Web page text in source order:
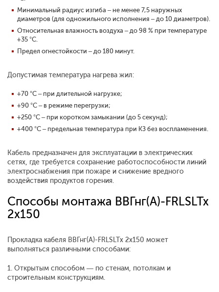
Минимальный радиус изгиба – не менее 7,5 наружных
диаметров (для одножильного исполнения – до 10 диаметров).
Относительная влажность воздуха – до 98 % при температуре
+35 °С.
Предел огнестойкости – до 180 минут.
Допустимая температура нагрева жил:
+70 °С – при длительной нагрузке;
+90 °С – в режиме перегрузки;
+250 °С – при коротком замыкании (до 5 секунд);
+400 °С – предельная температура при КЗ без воспламенения.
Кабель предназначен для эксплуатации в электрических
сетях, где требуется сохранение работоспособности линий
электроснабжения при пожаре и снижение вредного
воздействия продуктов горения.
Способы монтажа ВВГнг(А)-FRLSLTx
2x150
Прокладка кабеля ВВГнг(А)-FRLSLTx 2x150 может
выполняться различными способами:
1. Открытым способом — по стенам, потолкам и
строительным конструкциям.